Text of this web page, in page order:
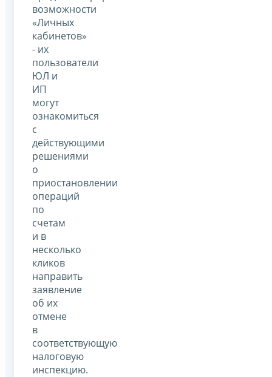
возможности
«Личных
кабинетов»
- их
пользователи
ЮЛ и
ИП
могут
ознакомиться
с
действующими
решениями
о
приостановлении
операций
по
счетам
и в
несколько
кликов
направить
заявление
об их
отмене
в
соответствующую
налоговую
инспекцию.